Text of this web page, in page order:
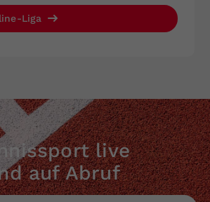
Liga
live
auf Abruf